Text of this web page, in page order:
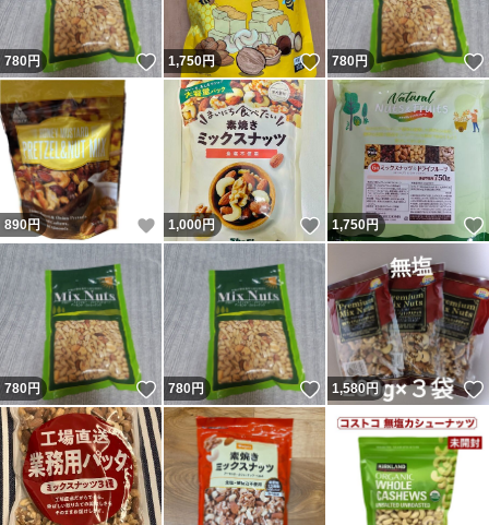
780円 いいね！
1,750円 いいね！
780円
890円 いいね！
1,000円 いいね！
1,750円
780円 いいね！
780円 いいね！
1,580 円